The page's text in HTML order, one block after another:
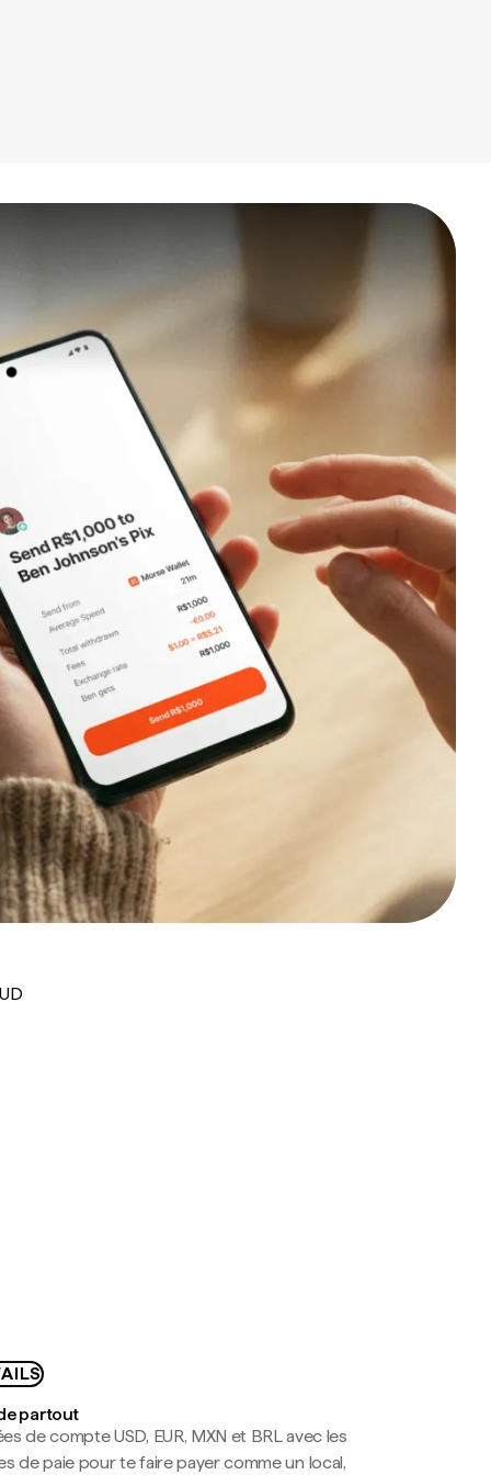
partout
de compte USD, EUR, MXN et BRL avec les
de paie pour te faire payer comme un local,